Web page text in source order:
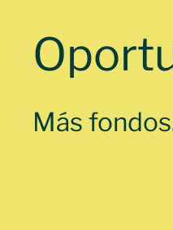
Más